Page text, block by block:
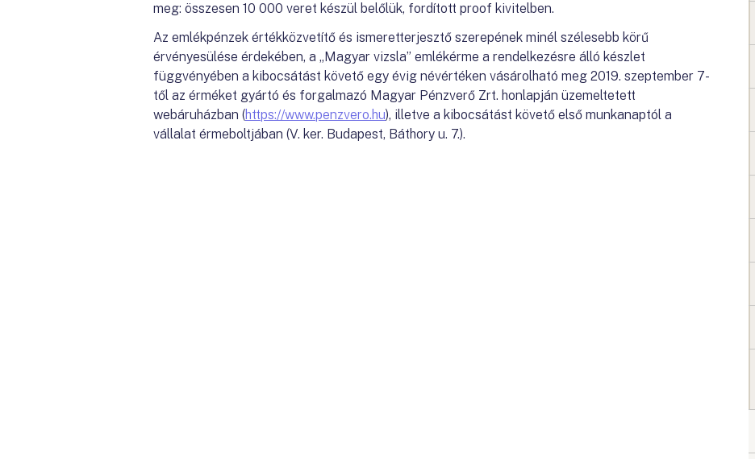
meg: összesen 10 000 veret készül belőlük, fordított proof kivitelben.
Az emlékpénzek értékközvetítő és ismeretterjesztő szerepének minél szélesebb körű
érvényesülése érdekében, a „Magyar vizsla” emlékérme a rendelkezésre álló készlet
függvényében a kibocsátást követő egy évig névértéken vásárolható meg 2019. szeptember 7-
től az érméket gyártó és forgalmazó Magyar Pénzverő Zrt. honlapján üzemeltetett
webáruházban (https://www.penzvero.hu), illetve a kibocsátást követő első munkanaptól a
vállalat érmeboltjában (V. ker. Budapest, Báthory u. 7.).